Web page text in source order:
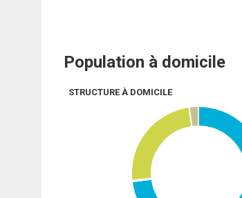
Population à domicile
STRUCTURE À DOMICILE